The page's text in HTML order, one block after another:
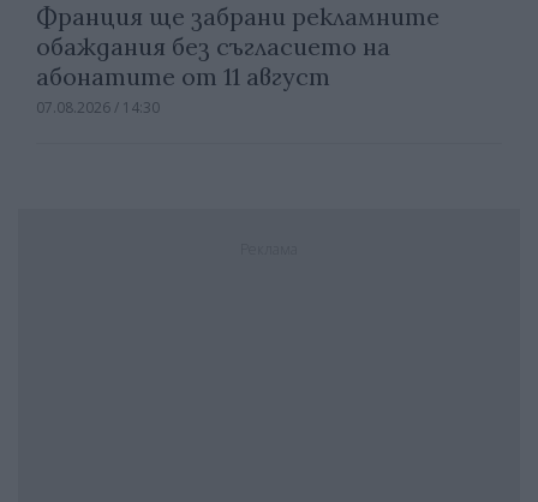
Франция ще забрани рекламните
обаждания без съгласието на
абонатите от 11 август
07.08.2026 / 14:30